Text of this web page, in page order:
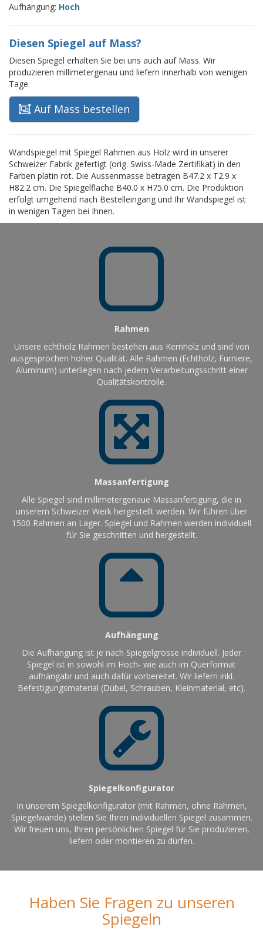
Aufhängung: Hoch
Diesen Spiegel auf Mass?
Diesen Spiegel erhalten Sie bei uns auch auf Mass. Wir
produzieren millimetergenau und liefern innerhalb von wenigen
Tage.
Auf Mass bestellen
Wandspiegel mit Spiegel Rahmen aus Holz wird in unserer
Schweizer Fabrik gefertigt (orig. Swiss-Made Zertifikat) in den
Farben platin rot. Die Aussenmasse betragen B47.2 x T2.9 x
H82.2 cm. Die Spiegelfläche B40.0 x H75.0 cm. Die Produktion
erfolgt umgehend nach Bestelleingang und Ihr Wandspiegel ist
in wenigen Tagen bei Ihnen.
Rahmen
Unsere echtholz Rahmen bestehen aus Kernholz und sind von
ausgesprochen hoher Qualität. Alle Rahmen (Echtholz, Furniere,
Aluminum) unterliegen nach jedem Verarbeitungsschritt einer
Qualitätskontrolle.
Massanfertigung
Alle Spiegel sind millimetergenaue Massanfertigung, die in
unserem Schweizer Werk hergestellt werden. Wir führen über
1500 Rahmen an Lager. Spiegel und Rahmen werden individuell
für Sie geschnitten und hergestellt.
Aufhängung
Die Aufhängung ist je nach Spiegelgrösse individuell. Jeder
Spiegel ist in sowohl im Hoch- wie auch im Querformat
aufhängabr und auch dafür vorbereitet. Wir liefern inkl.
Befestigungsmaterial (Dübel, Schrauben, Kleinmaterial, etc).
Spiegelkonfigurator
In unserem Spiegelkonfigurator (mit Rahmen, ohne Rahmen,
Spiegelwände) stellen Sie Ihren individuellen Spiegel zusammen.
Wir freuen uns, Ihren persönlichen Spiegel für Sie produzieren,
liefern oder montieren zu dürfen.
Haben Sie Fragen zu unseren
Spiegeln